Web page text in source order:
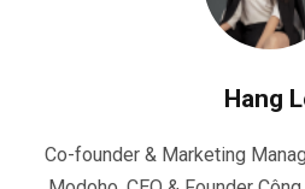
Hang
Co-founder & Marketing